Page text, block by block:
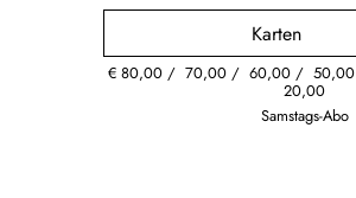
Karten
€80,00 70,00 60,00 50,00
20,00
Samstags-Abo